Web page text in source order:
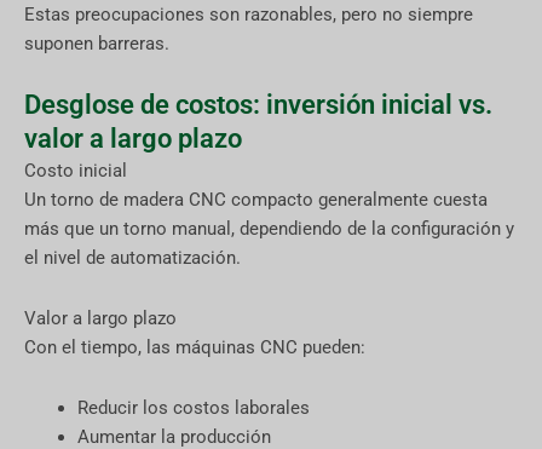
Estas preocupaciones son razonables, pero no siempre
suponen barreras.
Desglose de costos: inversión inicial vs.
valor a largo plazo
Costo inicial
Un torno de madera CNC compacto generalmente cuesta
más que un torno manual, dependiendo de la configuración y
el nivel de automatización.
Valor a largo plazo
Con el tiempo, las máquinas CNC pueden:
Reducir los costos laborales
Aumentar la producción